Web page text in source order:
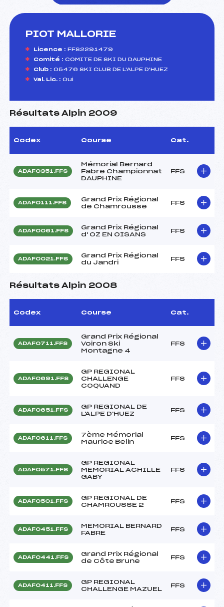
PIOT MALLORIE
Licence : FFS2291479
Comité : COMITE DE SKI DU DAUPHINE
Club : 05476 SKI CLUB DE L'ALPE D'HUEZ
Val. Lic. : Oui
Résultats Alpin 2009
Codex Course Cat.
ADAF0351.FFS
Mémorial Bernard
Fabre Championnat
DAUPHINE
FFS
ADAF0111.FFS
Grand Prix Régional
de Chamrousse
FFS
ADAF0061.FFS
Grand Prix Régional
d' OZ EN OISANS
FFS
ADAF0021.FFS
Grand Prix Régional
du Jandri
FFS
Résultats Alpin 2008
Codex Course Cat.
ADAF0711.FFS
Grand Prix Régional
Voiron Ski
Montagne 4
FFS
ADAF0691.FFS
GP REGIONAL
CHALLENGE
COQUAND
FFS
ADAF0651.FFS
GP REGIONAL DE
L'ALPE D'HUEZ
FFS
ADAF0611.FFS
7ème Mémorial
Maurice Belin
FFS
ADAF0571.FFS
GP REGIONAL
MEMORIAL ACHILLE
GABY
FFS
ADAF0501.FFS
GP REGIONAL DE
CHAMROUSSE 2
FFS
ADAF0451.FFS
MEMORIAL BERNARD
FABRE
FFS
ADAF0441.FFS
Grand Prix Régional
de Côte Brune
FFS
ADAF0411.FFS
GP REGIONAL
CHALLENGE MAZUEL
FFS